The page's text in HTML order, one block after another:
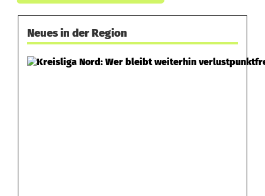
Neues in der Region